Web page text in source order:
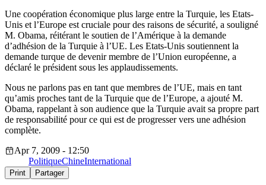
Une coopération économique plus large entre la Turquie, les Etats-
Unis et l’Europe est cruciale pour des raisons de sécurité, a souligné
M. Obama, réitérant le soutien de l’Amérique à la demande
d’adhésion de la Turquie à l’UE. Les Etats-Unis soutiennent la
demande turque de devenir membre de l’Union européenne, a
déclaré le président sous les applaudissements.
Nous ne parlons pas en tant que membres de l’UE, mais en tant
qu’amis proches tant de la Turquie que de l’Europe, a ajouté M.
Obama, rappelant à son audience que la Turquie avait sa propre part
de responsabilité pour ce qui est de progresser vers une adhésion
complète.
Apr 7, 2009 - 12:50
PolitiqueChineInternational
Print Partager